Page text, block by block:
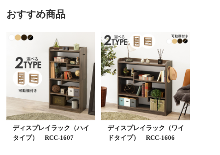
おすすめ商品
ディスプレイラック（ハイ
タイプ） RCC-1607
ディスプレイラック（ワイ
ドタイプ） RCC-1606